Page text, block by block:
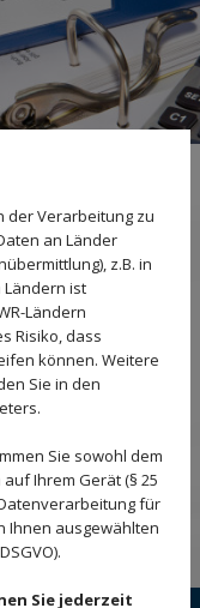
für
unserer wichtigsten
Ihnen den Rücken
der Verarbeitung zu
an Länder
z.B. in
Ländern ist
Ländern
Risiko, dass
können. Weitere
Sie in den
Sie sowohl dem
Ihrem Gerät (§ 25
für
Ihnen ausgewählten
Sie jederzeit